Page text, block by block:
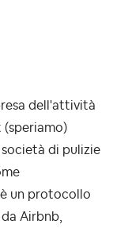
dell'attività
di pulizie
un protocollo
Airbnb,